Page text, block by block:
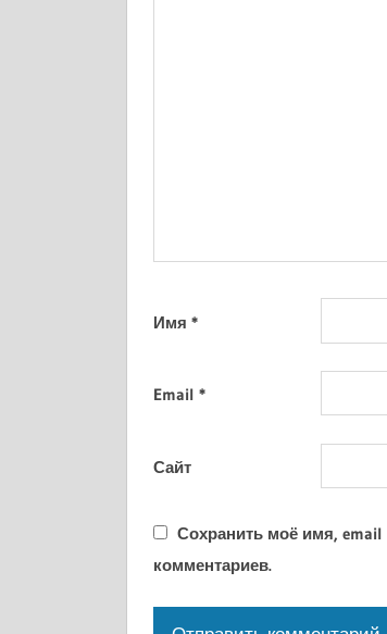
Имя *
Email *
Сайт
Сохранить моё имя,
комментариев.